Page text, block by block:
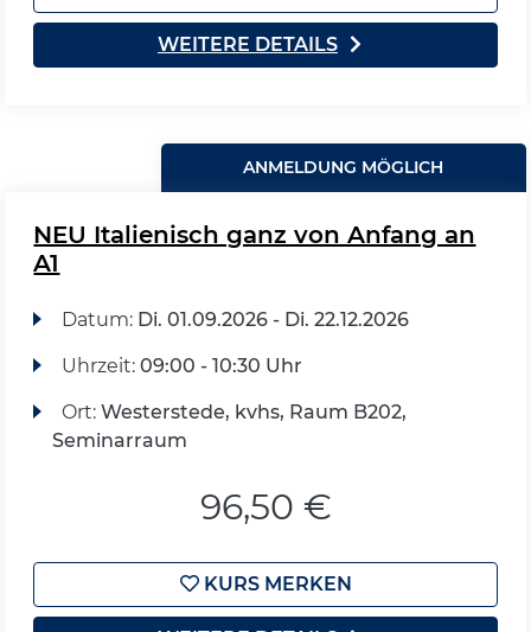
WEITERE DETAILS
ANMELDUNG MÖGLICH
NEU Italienisch ganz von Anfang an
A1
Datum: Di. 01.09.2026 - Di. 22.12.2026
Uhrzeit: 09:00 - 10:30 Uhr
Ort: Westerstede, kvhs, Raum B202,
Seminarraum
96,50 €
KURS MERKEN